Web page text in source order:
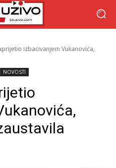
izbacivanjem Vukanovića,
NOVOSTI